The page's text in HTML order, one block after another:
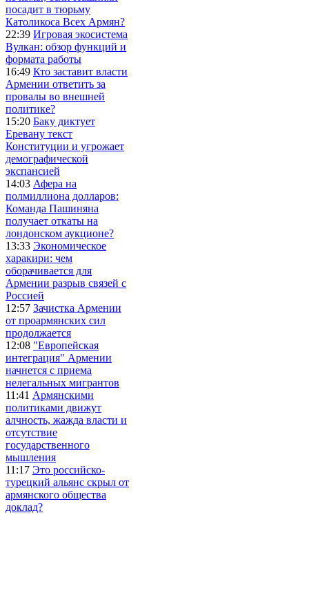
посадит в тюрьму
Католикоса Всех Армян?
22:39 Игровая экосистема
Вулкан: обзор функций и
формата работы
16:49 Кто заставит власти
Армении ответить за
провалы во внешней
политике?
15:20 Баку диктует
Еревану текст
Конституции и угрожает
демографической
экспансией
14:03 Афера на
полмиллиона долларов:
Команда Пашиняна
получает откаты на
лондонском аукционе?
13:33 Экономическое
харакири: чем
оборачивается для
Армении разрыв связей с
Россией
12:57 Зачистка Армении
от проармянских сил
продолжается
12:08 "Европейская
интеграция" Армении
начнется с приема
нелегальных мигрантов
11:41 Армянскими
политиками движут
алчность, жажда власти и
отсутствие
государственного
мышления
11:17 Это российско-
турецкий альянс скрыл от
армянского общества
доклад?